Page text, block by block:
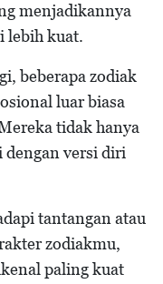
menjadikannya
lebih kuat.
beberapa zodiak
luar biasa
tidak hanya
versi diri
tantangan atau
zodiakmu,
paling kuat